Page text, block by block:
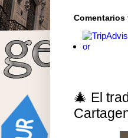
🎄 El